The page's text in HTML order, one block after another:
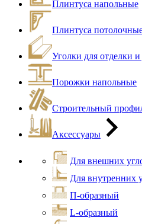
Плинтуса напольные
Плинтуса
Уголки для отделки и
Порожки напольные
Строительный
Аксессуары
Для внешних
Для внутренних
П-образный
L-образный